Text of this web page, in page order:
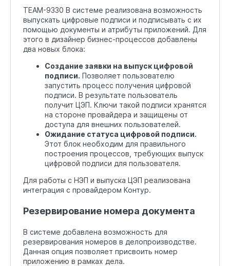
TEAM-9330 В системе реализована возможность
выпускать цифровые подписи и подписывать с их
помощью документы и атрибуты приложений. Для
этого в дизайнер бизнес-процессов добавлены
два новых блока:
Создание заявки на выпуск цифровой
подписи. Позволяет пользователю
запустить процесс получения цифровой
подписи. В результате пользователь
получит ЦЭП. Ключи такой подписи хранятся
на стороне провайдера и защищены от
доступа для внешних пользователей.
Ожидание статуса цифровой подписи.
Этот блок необходим для правильного
построения процессов, требующих выпуск
цифровой подписи для пользователя.
Для работы с НЭП и выпуска ЦЭП реализована
интеграция с провайдером Контур.
Резервирование номера документа
В системе добавлена возможность для
резервирования номеров в делопроизводстве.
Данная опция позволяет присвоить номер
приложению в рамках дела.